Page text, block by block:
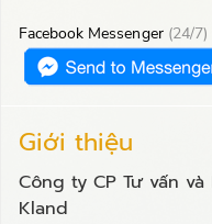
Facebook Messenger (24/7)
Giới thiệu
Công ty CP Tư vấn
Kland